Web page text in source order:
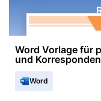
Word Vorlage für
und
Word